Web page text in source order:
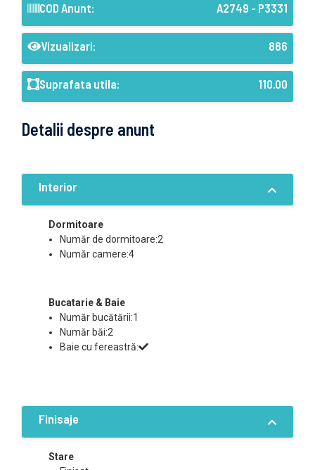
COD Anunt: A2749 - P3331
Vizualizari: 886
Suprafata utila: 110.00
Detalii despre anunt
Interior
Dormitoare
Număr de dormitoare:2
Număr camere:4
Bucatarie & Baie
Număr bucătării:1
Număr băi:2
Baie cu fereastră:
Finisaje
Stare